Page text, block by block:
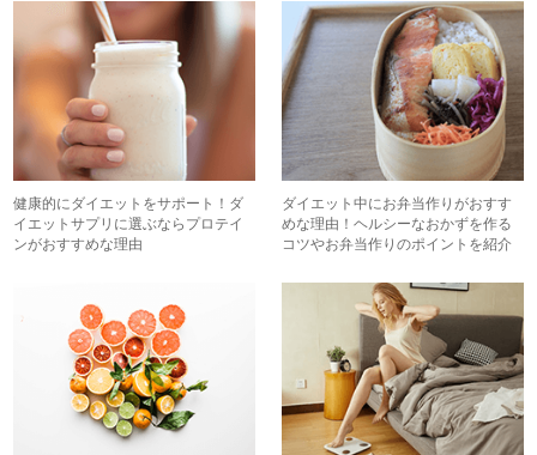
健康的にダイエットをサポート！ダ
イエットサプリに選ぶならプロテイ
ンがおすすめな理由
ダイエット中にお弁当作りがおすす
めな理由！ヘルシーなおかずを作る
コツやお弁当作りのポイントを紹介